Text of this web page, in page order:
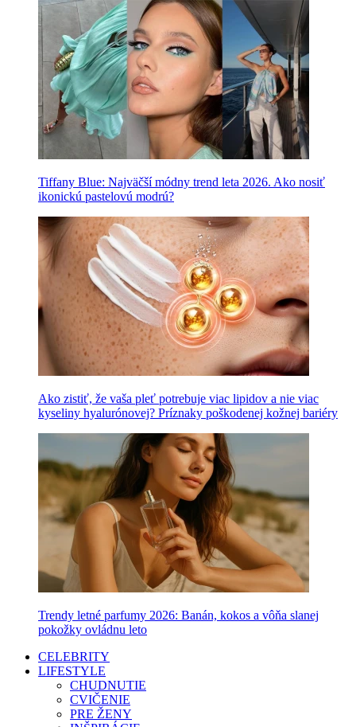
Tiffany Blue: Najväčší módny trend leta 2026. Ako nosiť
ikonickú pastelovú modrú?
Ako zistiť, že vaša pleť potrebuje viac lipidov a nie viac
kyseliny hyalurónovej? Príznaky poškodenej kožnej bariéry
Trendy letné parfumy 2026: Banán, kokos a vôňa slanej
pokožky ovládnu leto
CELEBRITY
LIFESTYLE
CHUDNUTIE
CVIČENIE
PRE ŽENY